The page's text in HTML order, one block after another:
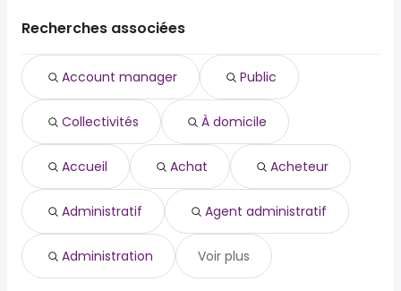
Neuilly-sur-Seine
Saint-Ouen-sur-Seine
Puteaux
Asnières-sur-Seine
Levallois-Perret
Clichy
Neuilly-sur-Seine
Épinay-sur-Seine
public
accueil
achat
acheteur
administratif
agent administratif
administration
adv.
Recherches associées
Account manager Public
Collectivités À domicile
Accueil Achat Acheteur
Administratif Agent administratif
Administration Voir plus